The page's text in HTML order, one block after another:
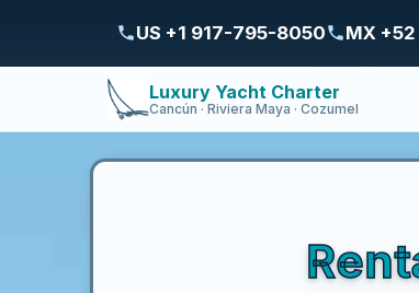
Luxury Yacht Charter
Cancún · Riviera Maya · Cozumel
US +1 917-795-8050 MX